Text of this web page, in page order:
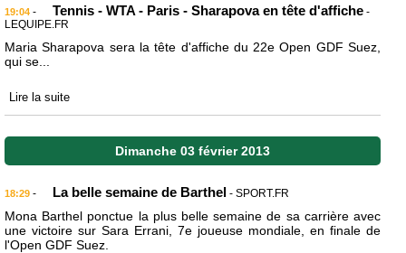
19:04 - Tennis - WTA - Paris - Sharapova en tête d'affiche -
LEQUIPE.FR
Maria Sharapova sera la tête d'affiche du 22e Open GDF Suez,
qui se...
Lire la suite
Dimanche 03 février 2013
18:29 - La belle semaine de Barthel - SPORT.FR
Mona Barthel ponctue la plus belle semaine de sa carrière avec
une victoire sur Sara Errani, 7e joueuse mondiale, en finale de
l'Open GDF Suez.